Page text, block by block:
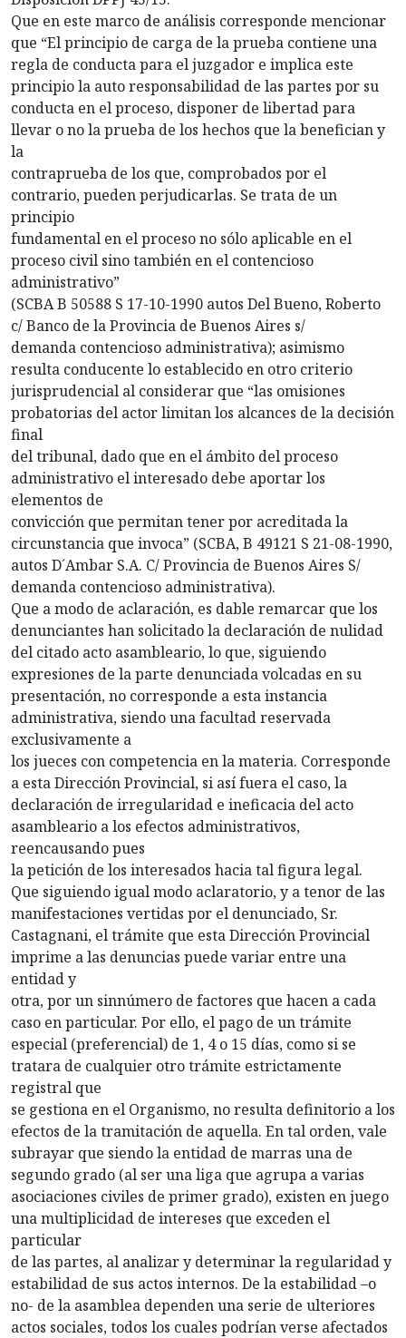
Que en este marco de análisis corresponde mencionar
que “El principio de carga de la prueba contiene una
regla de conducta para el juzgador e implica este
principio la auto responsabilidad de las partes por su
conducta en el proceso, disponer de libertad para
llevar o no la prueba de los hechos que la benefician y
la
contraprueba de los que, comprobados por el
contrario, pueden perjudicarlas. Se trata de un
principio
fundamental en el proceso no sólo aplicable en el
proceso civil sino también en el contencioso
administrativo”
(SCBA B 50588 S 17-10-1990 autos Del Bueno, Roberto
c/ Banco de la Provincia de Buenos Aires s/
demanda contencioso administrativa); asimismo
resulta conducente lo establecido en otro criterio
jurisprudencial al considerar que “las omisiones
probatorias del actor limitan los alcances de la decisión
final
del tribunal, dado que en el ámbito del proceso
administrativo el interesado debe aportar los
elementos de
convicción que permitan tener por acreditada la
circunstancia que invoca” (SCBA, B 49121 S 21-08-1990,
autos D´Ambar S.A. C/ Provincia de Buenos Aires S/
demanda contencioso administrativa).
Que a modo de aclaración, es dable remarcar que los
denunciantes han solicitado la declaración de nulidad
del citado acto asambleario, lo que, siguiendo
expresiones de la parte denunciada volcadas en su
presentación, no corresponde a esta instancia
administrativa, siendo una facultad reservada
exclusivamente a
los jueces con competencia en la materia. Corresponde
a esta Dirección Provincial, si así fuera el caso, la
declaración de irregularidad e ineficacia del acto
asambleario a los efectos administrativos,
reencausando pues
la petición de los interesados hacia tal figura legal.
Que siguiendo igual modo aclaratorio, y a tenor de las
manifestaciones vertidas por el denunciado, Sr.
Castagnani, el trámite que esta Dirección Provincial
imprime a las denuncias puede variar entre una
entidad y
otra, por un sinnúmero de factores que hacen a cada
caso en particular. Por ello, el pago de un trámite
especial (preferencial) de 1, 4 o 15 días, como si se
tratara de cualquier otro trámite estrictamente
registral que
se gestiona en el Organismo, no resulta definitorio a los
efectos de la tramitación de aquella. En tal orden, vale
subrayar que siendo la entidad de marras una de
segundo grado (al ser una liga que agrupa a varias
asociaciones civiles de primer grado), existen en juego
una multiplicidad de intereses que exceden el
particular
de las partes, al analizar y determinar la regularidad y
estabilidad de sus actos internos. De la estabilidad –o
no- de la asamblea dependen una serie de ulteriores
actos sociales, todos los cuales podrían verse afectados